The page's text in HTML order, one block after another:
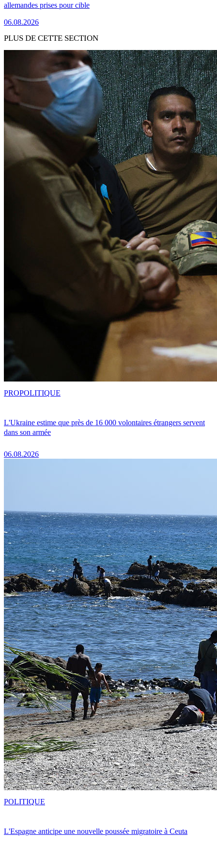
allemandes prises pour cible
06.08.2026
PLUS DE CETTE SECTION
L'Ukraine estime que près de 16 000 volontaires étrangers servent
dans son armée
06.08.2026
PROPOLITIQUE
L'Espagne anticipe une nouvelle poussée migratoire à Ceuta
POLITIQUE